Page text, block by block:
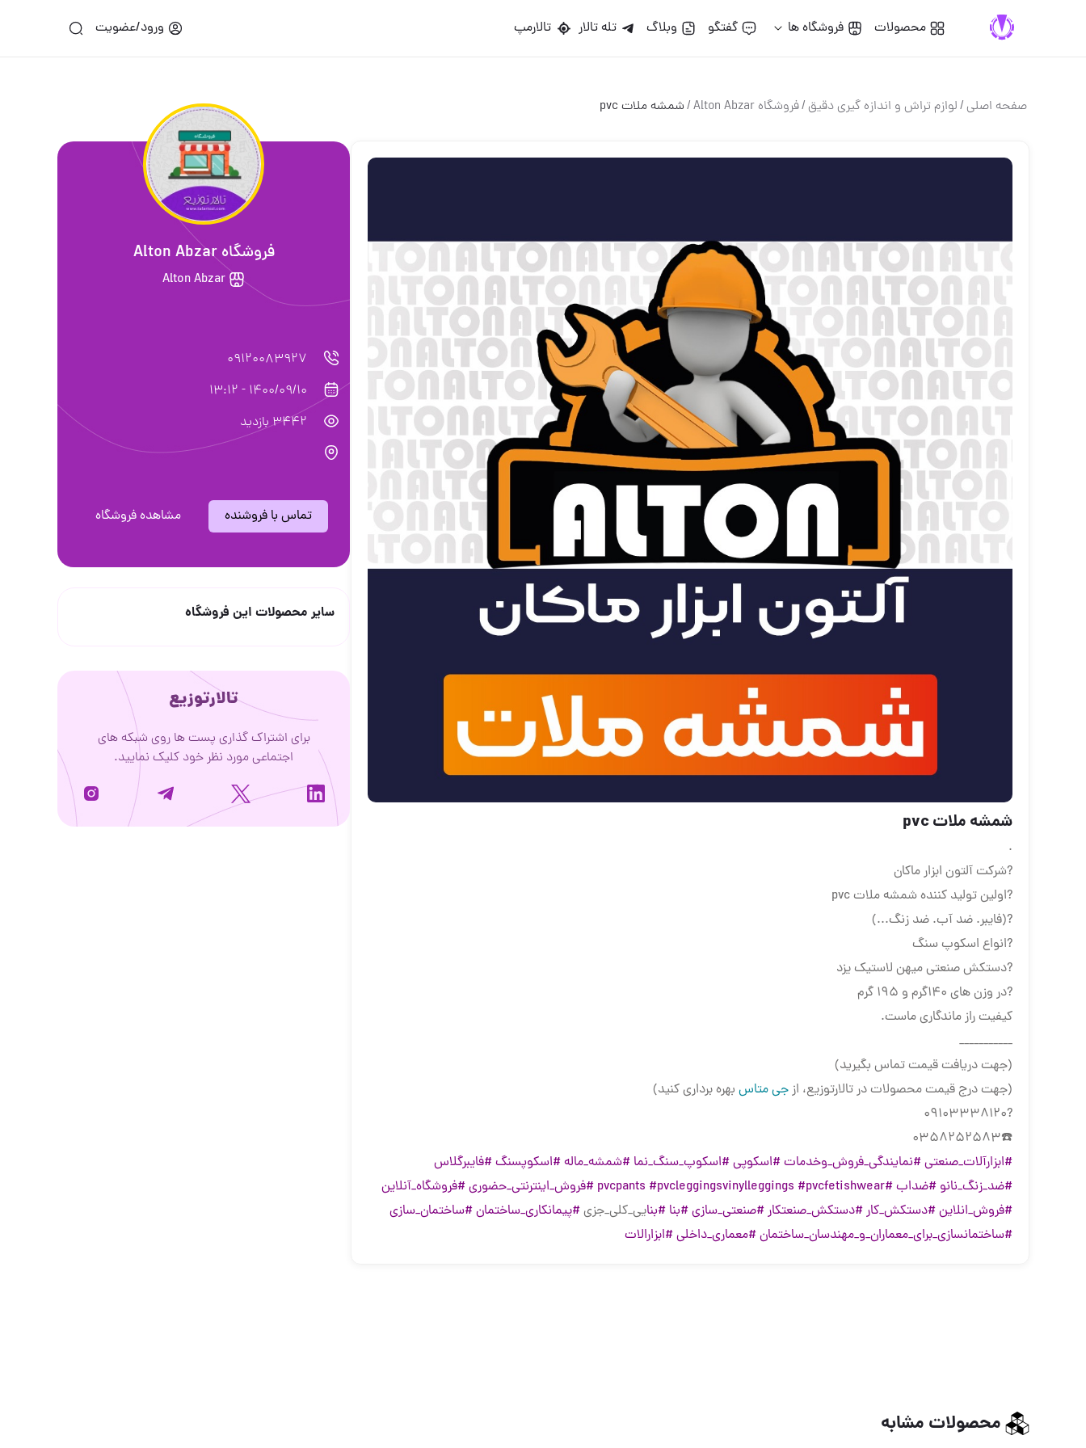
محصولات فروشگاه ها گفتگو وبلاگ تله تالار تالارمپ ورود/عضویت
صفحه اصلی/لوازم تراش و اندازه گيري دقيق/فروشگاه Alton Abzar /شمشه ملات pvc
شمشه ملات pvc
.
?شرکت آلتون ابزار ماکان
?️اولین تولید کننده شمشه ملات pvc
?️(فایبر. ضد آب. ضد زنگ...)
?️انواع اسکوپ سنگ
?️دستکش صنعتی میهن لاستیک یزد
?️در وزن های 140گرم و 195 گرم
کیفیت راز ماندگاری ماست.
___________
(جهت دریافت قیمت تماس بگیرید)
(جهت درج قیمت محصولات در تالارتوزیع، ازجی متاس بهره برداری کنید)
?09103338120
☎️0358252583
#ابزارآلات_صنعتی#نمایندگی_فروش_وخدمات#اسکوپی#اسکوپ_سنگ_نما #شمشه_ماله#اسکوپسنگ#فایبرگلاس
#ضد_زنگ_نانو #ضداب#pvcpants
#pvcleggingsvinylleggings #pvcfetishwear #فروش_اینترنتی_حضوری#فروشگاه_آنلاین
#فروش_انلاین#دستکش_کار#دستکش_صنعتکار#صنعتی_سازی#بنا #بنایی_کلی_جزی#پیمانکاری_ساختمان#ساختمان_سازی
#ساختمانسازی_برای_معماران_و_مهندسان_ساختمان#معماری_داخلی#ابزارالات
فروشگاه Alton Abzar
Alton Abzar
09120083927
1400/09/10 - 13:12
3442 بازدید
تماس با فروشنده مشاهده فروشگاه
سایر محصولات این فروشگاه
تالارتوزیع
برای اشتراک گذاری پست ها روی شبکه های
اجتماعی مورد نظر خود کلیک نمایید.
محصولات مشابه